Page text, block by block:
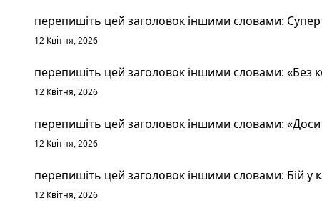
перепишіть цей заголовок іншими словами:
12 Квітня, 2026
перепишіть цей заголовок іншими словами: «Без
12 Квітня, 2026
перепишіть цей заголовок іншими словами:
12 Квітня, 2026
перепишіть цей заголовок іншими словами: Бій у
12 Квітня, 2026